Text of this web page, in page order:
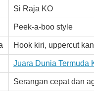
Si Raja KO
Peek-a-boo style
Hook kiri, uppercut
Juara Dunia Termuda
Serangan cepat dan